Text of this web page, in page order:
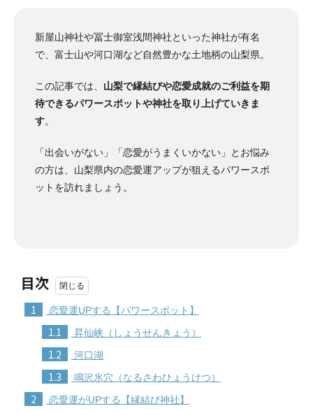
新屋山神社や冨士御室浅間神社といった神社が有名
で、富士山や河口湖など自然豊かな土地柄の山梨県。
この記事では、 山梨で縁結びや恋愛成就のご利益を期
待できるパワースポットや神社を取り上げていきま
す。
「出会いがない」「恋愛がうまくいかない」とお悩み
の方は、山梨県内の恋愛運アップが狙えるパワースポ
ットを訪れましょう。
目次
1 恋愛運UPする【パワースポット】
1.1 昇仙峡（しょうせんきょう）
1.2 河口湖
1.3 鳴沢氷穴（なるさわひょうけつ）
2 恋愛運がUPする【縁結び神社】